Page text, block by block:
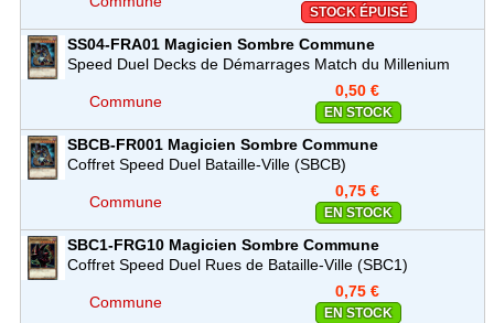
STOCK ÉPUISÉ
SS04-FRA01 Magicien Sombre Commune
Speed Duel Decks de Démarrages Match du Millenium
Commune
0,50 €
EN STOCK
SBCB-FR001 Magicien Sombre Commune
Coffret Speed Duel Bataille-Ville (SBCB)
Commune
0,75 €
EN STOCK
SBC1-FRG10 Magicien Sombre Commune
Coffret Speed Duel Rues de Bataille-Ville (SBC1)
Commune
0,75 €
EN STOCK